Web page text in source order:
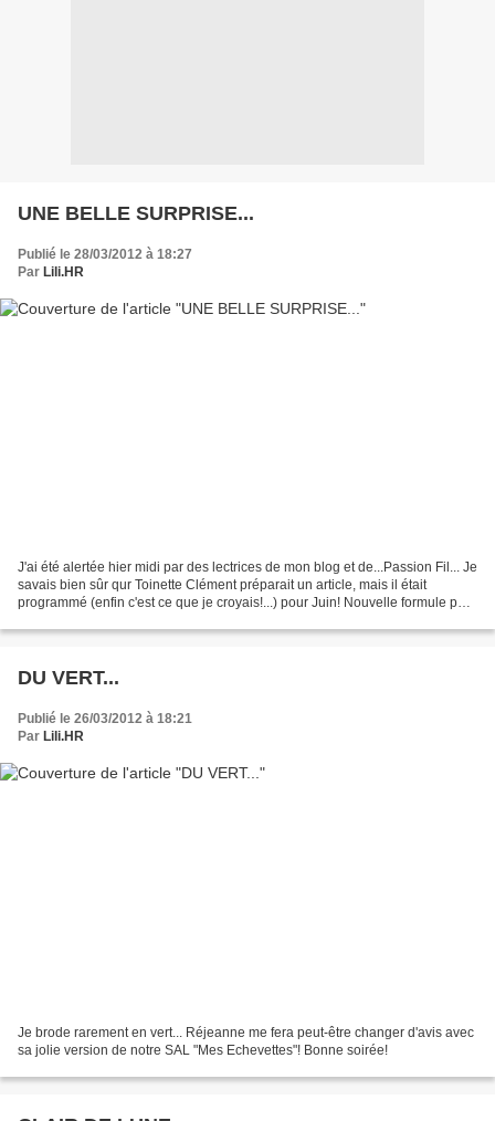
UNE BELLE SURPRISE...
Publié le 28/03/2012 à 18:27
Par Lili.HR
J'ai été alertée hier midi par des lectrices de mon blog et de...Passion Fil... Je
savais bien sûr qur Toinette Clément préparait un article, mais il était
programmé (enfin c'est ce que je croyais!...) pour Juin! Nouvelle formule pour
DU VERT...
Publié le 26/03/2012 à 18:21
Par Lili.HR
Je brode rarement en vert... Réjeanne me fera peut-être changer d'avis avec
sa jolie version de notre SAL "Mes Echevettes"! Bonne soirée!